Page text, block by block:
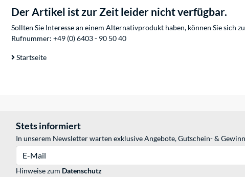
Der Artikel ist zur Zeit leider nicht verfügbar.
Sollten Sie Interesse an einem Alternativprodukt haben, können Sie sich
Rufnummer: +49 (0) 6403 - 90 50 40
Startseite
Stets informiert
In unserem Newsletter warten exklusive Angebote, Gutschein- &
Hinweise zum Datenschutz